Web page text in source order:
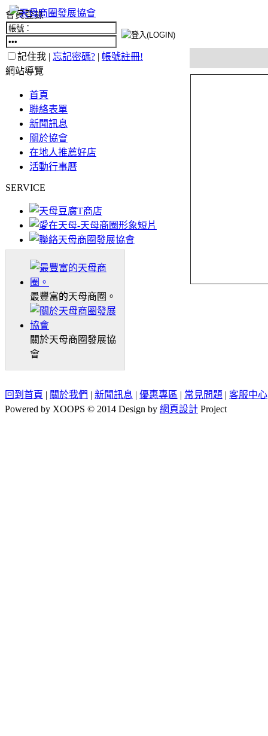
會員登錄
記住我 | 忘記密碼? | 帳號註冊!
網站導覽
首頁
聯絡表單
新聞訊息
關於協會
在地人推薦好店
活動行事曆
SERVICE
最豐富的天母商圈。
關於天母商圈發展協
會
回到首頁 | 關於我們 | 新聞訊息 | 優惠專區 | 常見問題 | 客服中心
Powered by XOOPS © 2014 Design by 網頁設計 Project